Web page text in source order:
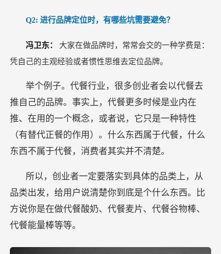
Q2: 进行品牌定位时，有哪些坑需要避免？
冯卫东： 大家在做品牌时，常常会交的一种学费是：
凭自己的主观经验或者惯性思维去定位品牌。
举个例子。代餐行业，很多创业者会以代餐去
推自己的品牌。事实上，代餐更多时候是业内在
推、在用的一个概念，或者说，它只是一种特性
（有替代正餐的作用）。什么东西属于代餐，什么
东西不属于代餐，消费者其实并不清楚。
所以，创业者一定要落实到具体的品类上，从
品类出发，给用户说清楚你到底是个什么东西。比
方说你是在做代餐酸奶、代餐麦片、代餐谷物棒、
代餐能量棒等等。